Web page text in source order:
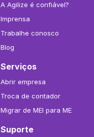
A Agilize é confiável?
Imprensa
Trabalhe conosco
Blog
Serviços
Abrir empresa
Troca de contador
Migrar de MEI para ME
Suporte